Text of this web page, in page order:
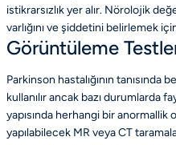
istikrarsızlık yer alır. Nörolojik
varlığını ve şiddetini belirlemek
Görüntüleme
Parkinson hastalığının
kullanılır ancak bazı durumlarda
yapısında herhangi bir anormallik
yapılabilecek MR veya CT